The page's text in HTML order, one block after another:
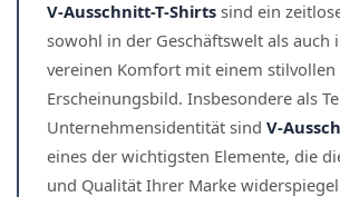
V-Ausschnitt-T-Shirts sind ein
sowohl in der Geschäftswelt als auch
vereinen Komfort mit einem stilvollen
Erscheinungsbild. Insbesondere als
Unternehmensidentität sind V-
eines der wichtigsten Elemente, die
und Qualität Ihrer Marke